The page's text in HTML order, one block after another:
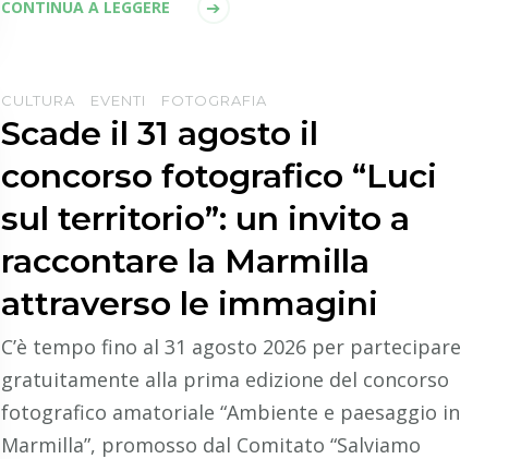
CONTINUA A LEGGERE
CULTURA EVENTI FOTOGRAFIA
Scade il 31 agosto il
concorso fotografico “Luci
sul territorio”: un invito a
raccontare la Marmilla
attraverso le immagini
C’è tempo fino al 31 agosto 2026 per partecipare
gratuitamente alla prima edizione del concorso
fotografico amatoriale “Ambiente e paesaggio in
Marmilla”, promosso dal Comitato “Salviamo